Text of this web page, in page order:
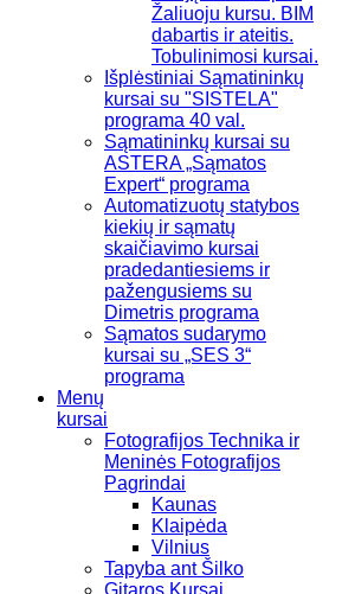
Žaliuoju kursu. BIM
dabartis ir ateitis.
Tobulinimosi kursai.
Išplėstiniai Sąmatininkų
kursai su "SISTELA"
programa 40 val.
Sąmatininkų kursai su
ASTERA „Sąmatos
Expert“ programa
Automatizuotų statybos
kiekių ir sąmatų
skaičiavimo kursai
pradedantiesiems ir
pažengusiems su
Dimetris programa
Sąmatos sudarymo
kursai su „SES 3“
programa
Menų
kursai
Fotografijos Technika ir
Meninės Fotografijos
Pagrindai
Kaunas
Klaipėda
Vilnius
Tapyba ant Šilko